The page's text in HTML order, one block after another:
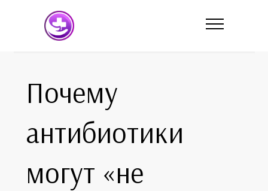
Почему
антибиотики
могут «не